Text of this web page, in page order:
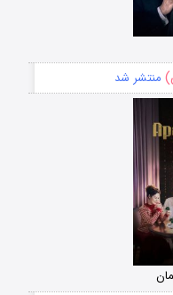
منتشر شد